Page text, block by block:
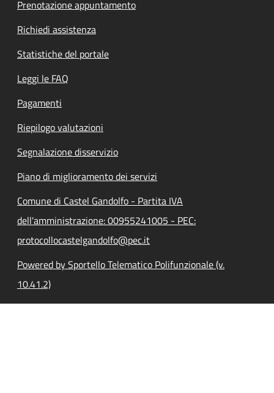
Prenotazione appuntamento
Richiedi assistenza
Statistiche del portale
Leggi le FAQ
Pagamenti
Riepilogo valutazioni
Segnalazione disservizio
Piano di miglioramento dei servizi
Comune di Castel Gandolfo - Partita IVA
dell'amministrazione: 00955241005 - PEC:
protocollocastelgandolfo@pec.it
Powered by Sportello Telematico Polifunzionale (v.
10.41.2)